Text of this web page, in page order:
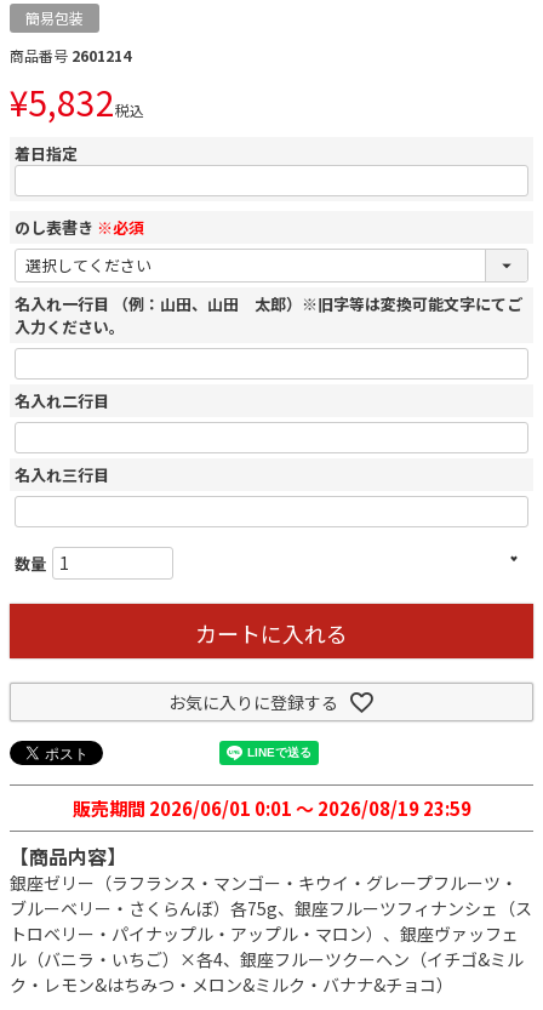
簡易包装
商品番号 2601214
¥5,832税込
着日指定
のし表書き ※必須
名入れ一行目 （例：山田、山田 太郎）※旧字等は変換可能文字にてご
入力ください。
名入れ二行目
名入れ三行目
カートに入れる
お気に入りに登録する
販売期間 2026/06/01 0:01〜 2026/08/19 23:59
【商品内容】
銀座ゼリー（ラフランス・マンゴー・キウイ・グレープフルーツ・
ブルーベリー・さくらんぼ）各75g、銀座フルーツフィナンシェ（ス
トロベリー・パイナップル・アップル・マロン）、銀座ヴァッフェ
ル（バニラ・いちご）×各4、銀座フルーツクーヘン（イチゴ&ミル
ク・レモン&はちみつ・メロン&ミルク・バナナ&チョコ）